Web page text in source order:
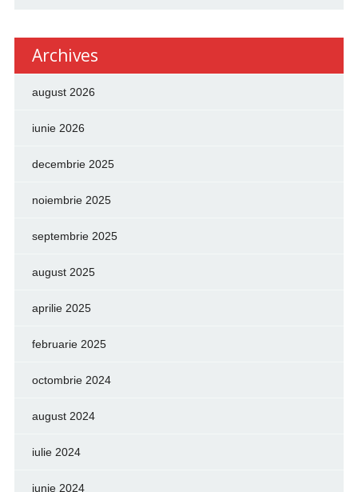
Archives
august 2026
iunie 2026
decembrie 2025
noiembrie 2025
septembrie 2025
august 2025
aprilie 2025
februarie 2025
octombrie 2024
august 2024
iulie 2024
iunie 2024